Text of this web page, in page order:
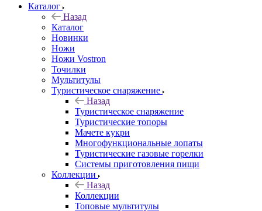
Каталог
Назад
Каталог
Новинки
Ножи
Ножи Vostron
Точилки
Мультитулы
Туристическое снаряжение
Назад
Туристическое снаряжение
Туристические топоры
Мачете кукри
Многофункциональные лопаты
Туристические газовые горелки
Системы приготовления пищи
Коллекции
Назад
Коллекции
Топовые мультитулы